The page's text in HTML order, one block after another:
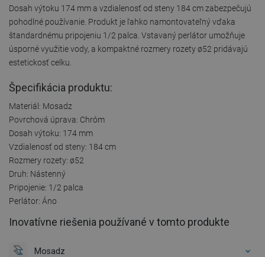
Dosah výtoku 174 mm a vzdialenosť od steny 184 cm zabezpečujú
pohodlné používanie. Produkt je ľahko namontovateľný vďaka
štandardnému pripojeniu 1/2 palca. Vstavaný perlátor umožňuje
úsporné využitie vody, a kompaktné rozmery rozety ø52 pridávajú
estetickosť celku.
Špecifikácia produktu:
Materiál: Mosadz
Povrchová úprava: Chróm
Dosah výtoku: 174 mm
Vzdialenosť od steny: 184 cm
Rozmery rozety: ø52
Druh: Nástenný
Pripojenie: 1/2 palca
Perlátor: Áno
Inovatívne riešenia používané v tomto produkte
Mosadz